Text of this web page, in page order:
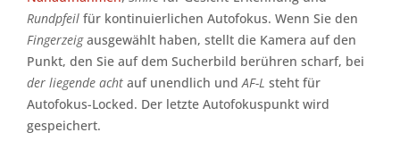
Rundpfeil für kontinuierlichen Autofokus. Wenn Sie den
Fingerzeigausgewählt haben, stellt die Kamera auf den
Punkt, den Sie auf dem Sucherbild berühren scharf, bei
der liegende acht auf unendlich undAF-L steht für
Autofokus-Locked. Der letzte Autofokuspunkt wird
gespeichert.